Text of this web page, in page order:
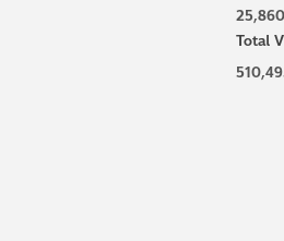
25,860
Total